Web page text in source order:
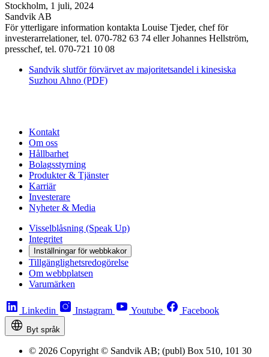
Stockholm, 1 juli, 2024
Sandvik AB
För ytterligare information kontakta Louise Tjeder, chef för
investerarrelationer, tel. 070-782 63 74 eller Johannes Hellström,
presschef, tel. 070-721 10 08
Sandvik slutför förvärvet av majoritetsandel i kinesiska
Suzhou Ahno (PDF)
Kontakt
Om oss
Hållbarhet
Bolagsstyrning
Produkter & Tjänster
Karriär
Investerare
Nyheter & Media
Visselblåsning (Speak Up)
Integritet
Inställningar för webbkakor
Tillgänglighetsredogörelse
Om webbplatsen
Varumärken
Linkedin Instagram Youtube Facebook
Byt språk
© 2026 Copyright © Sandvik AB; (publ) Box 510, 101 30